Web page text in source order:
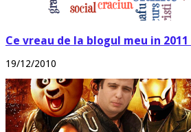
Ce vreau de la blogul meu in 2011
19/12/2010